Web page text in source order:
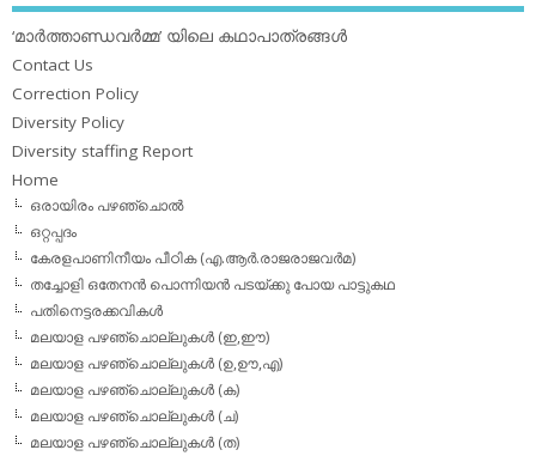
‘മാര്‍ത്താണ്ഡവര്‍മ്മ’ യിലെ കഥാപാത്രങ്ങള്‍
Contact Us
Correction Policy
Diversity Policy
Diversity staffing Report
Home
ഒരായിരം പഴഞ്ചൊല്‍
ഒറ്റപ്പദം
കേരളപാണിനീയം പീഠിക (എ.ആര്‍.രാജരാജവര്‍മ)
തച്ചോളി ഒതേനൻ പൊന്നിയൻ പടയ്‌ക്കു പോയ പാട്ടുകഥ
പതിനെട്ടരക്കവികള്‍
മലയാള പഴഞ്ചൊല്ലുകള്‍ (ഇ,ഈ)
മലയാള പഴഞ്ചൊല്ലുകള്‍ (ഉ,ഊ,എ)
മലയാള പഴഞ്ചൊല്ലുകള്‍ (ക)
മലയാള പഴഞ്ചൊല്ലുകള്‍ (ച)
മലയാള പഴഞ്ചൊല്ലുകള്‍ (ത)